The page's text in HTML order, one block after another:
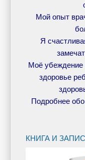
Мой опыт
Я
Моё убеждение
здоровье
Подробнее
КНИГА И